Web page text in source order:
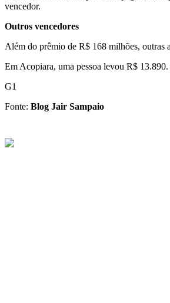
vencedor.
Outros vencedores
Além do prêmio de R$ 168 milhões, outras
Em Acopiara, uma pessoa levou R$
G1
Fonte: Blog Jair Sampaio